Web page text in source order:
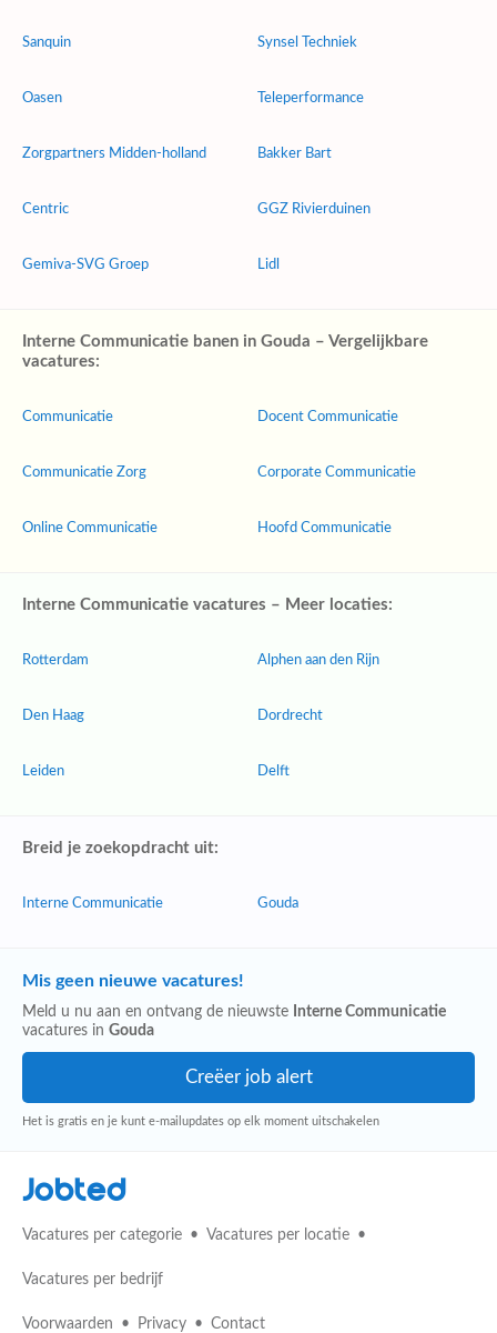
Sanquin
Oasen
Zorgpartners Midden-holland
Centric
Gemiva-SVG Groep
Synsel Techniek
Teleperformance
Bakker Bart
GGZ Rivierduinen
Lidl
Interne Communicatie banen in Gouda – Vergelijkbare
vacatures:
Communicatie
Communicatie Zorg
Online Communicatie
Docent Communicatie
Corporate Communicatie
Hoofd Communicatie
Interne Communicatie vacatures – Meer locaties:
Rotterdam
Den Haag
Leiden
Alphen aan den Rijn
Dordrecht
Delft
Breid je zoekopdracht uit:
Interne Communicatie Gouda
Mis geen nieuwe vacatures!
Meld u nu aan en ontvang de nieuwste
Interne Communicatie
vacatures in Gouda
Het is gratis en je kunt e-mailupdates op elk moment uitschakelen
Jobted
Vacatures per categorie Vacatures per locatie
Vacatures per bedrijf
Voorwaarden Privacy Contact